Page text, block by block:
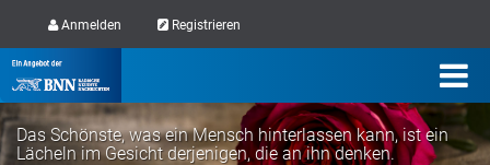
Anmelden Registrieren
Das Schönste, was ein Mensch hinterlassen kann, ist ein
Lächeln im Gesicht derjenigen, die an ihn denken.